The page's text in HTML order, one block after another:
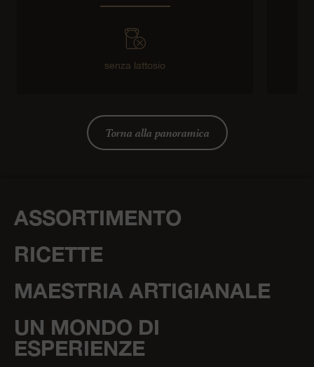
senza lattosio
Torna alla panoramica
ASSORTIMENTO
RICETTE
MAESTRIA ARTIGIANALE
UN MONDO DI
ESPERIENZE